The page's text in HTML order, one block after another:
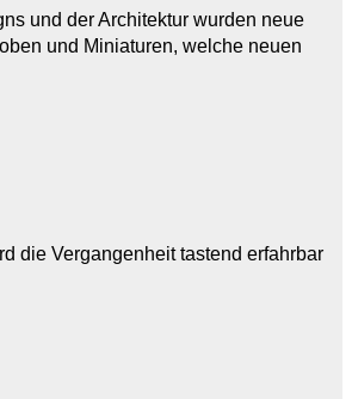
und der Architektur wurden neue
und Miniaturen, welche neuen
die Vergangenheit tastend erfahrbar